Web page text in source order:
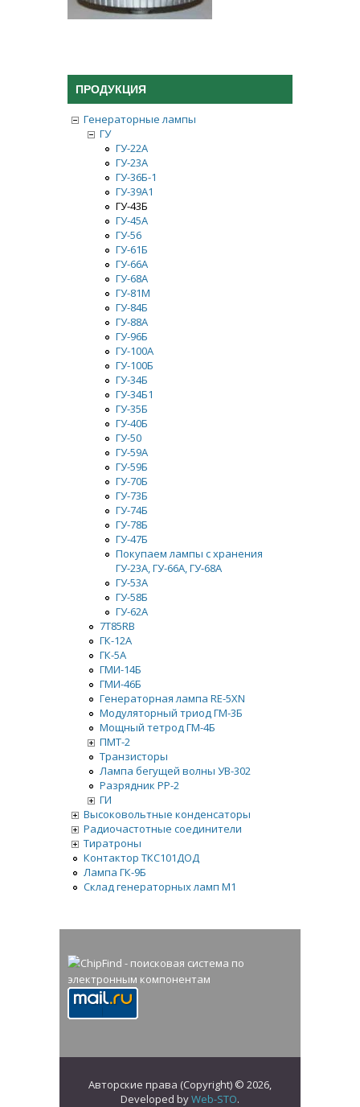
ПРОДУКЦИЯ
Генераторные лампы
ГУ
ГУ-22А
ГУ-23А
ГУ-36Б-1
ГУ-39А1
ГУ-43Б
ГУ-45А
ГУ-56
ГУ-61Б
ГУ-66A
ГУ-68А
ГУ-81М
ГУ-84Б
ГУ-88А
ГУ-96Б
ГУ-100А
ГУ-100Б
ГУ-34Б
ГУ-34Б1
ГУ-35Б
ГУ-40Б
ГУ-50
ГУ-59А
ГУ-59Б
ГУ-70Б
ГУ-73Б
ГУ-74Б
ГУ-78Б
ГУ-47Б
Покупаем лампы с хранения
ГУ-23А, ГУ-66А, ГУ-68А
ГУ-53А
ГУ-58Б
ГУ-62А
7Т85RB
ГК-12А
ГК-5А
ГМИ-14Б
ГМИ-46Б
Генераторная лампа RE-5XN
Модуляторный триод ГМ-3Б
Мощный тетрод ГМ-4Б
ПМТ-2
Транзисторы
Лампа бегущей волны УВ-302
Разрядник РР-2
ГИ
Высоковольтные конденсаторы
Радиочастотные соединители
Тиратроны
Контактор ТКС101ДОД
Лампа ГК-9Б
Склад генераторных ламп М1
Авторские права (Copyright) © 2026,
Developed byWeb-STO.